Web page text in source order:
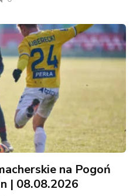
na Pogoń
| 08.08.2026